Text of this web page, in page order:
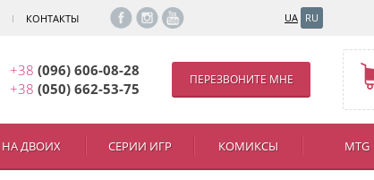
КОНТАКТЫ UA RU
+38 (096) 606-08-28
+38 (050) 662-53-75
ПЕРЕЗВОНИТЕ МНЕ
НА ДВОИХ СЕРИИ ИГР КОМИКСЫ MTG